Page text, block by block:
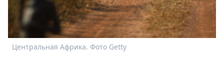
Звезды
Выборы
2026
Скачай
Metro
Центральная Африка. Фото Getty